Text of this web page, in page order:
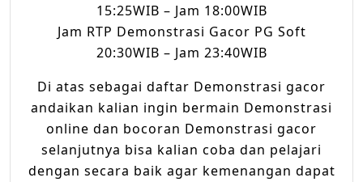
15:25WIB – Jam 18:00WIB
Jam RTP Demonstrasi Gacor PG Soft
20:30WIB – Jam 23:40WIB
Di atas sebagai daftar Demonstrasi gacor
andaikan kalian ingin bermain Demonstrasi
online dan bocoran Demonstrasi gacor
selanjutnya bisa kalian coba dan pelajari
dengan secara baik agar kemenangan dapat